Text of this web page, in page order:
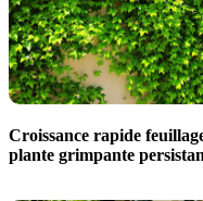
Croissance rapide
plante grimpante